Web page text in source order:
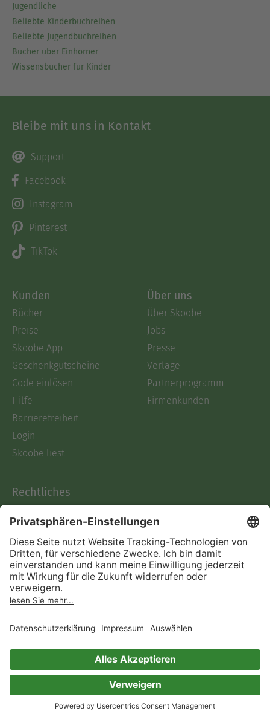
Jugendliche
Beliebte Kinderbuchreihen
Beliebte Jugendbuchreihen
Bücher über Einhörner
Wissensbücher für Kinder
Bleibe mit uns in Kontakt
Support
Facebook
Instagram
Pinterest
TikTok
Kunden
Bücher
Preise
Skoobe App
Geschenkgutscheine
Code einlösen
Hilfe
Barrierefreiheit
Login
Skoobe liest
Über uns
Über Skoobe
Jobs
Presse
Verlage
Partnerprogramm
Firmenkunden
Rechtliches
AGB
Informationen nach Data
Act
Verträge hier kündigen
Impressum
Immer ein gutes Buch